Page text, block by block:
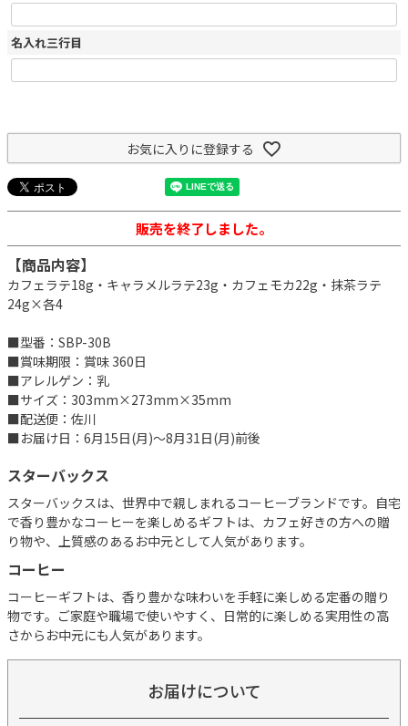
名入れ三行目
お気に入りに登録する
販売を終了しました。
【商品内容】
カフェラテ18g・キャラメルラテ23g・カフェモカ22g・抹茶ラテ
24g×各4
■型番：SBP-30B
■賞味期限：賞味 360日
■アレルゲン：乳
■サイズ：303mm×273mm×35mm
■配送便：佐川
■お届け日：6月15日(月)～8月31日(月)前後
スターバックス
スターバックスは、世界中で親しまれるコーヒーブランドです。自宅
で香り豊かなコーヒーを楽しめるギフトは、カフェ好きの方への贈
り物や、上質感のあるお中元として人気があります。
コーヒー
コーヒーギフトは、香り豊かな味わいを手軽に楽しめる定番の贈り
物です。ご家庭や職場で使いやすく、日常的に楽しめる実用性の高
さからお中元にも人気があります。
お届けについて